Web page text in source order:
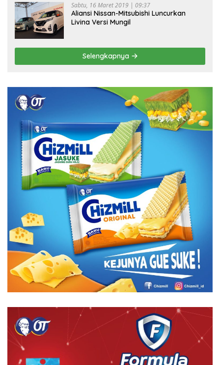
Sabtu, 16 Maret 2019 | 09:37
Aliansi Nissan-Mitsubishi Luncurkan
Livina Versi Mungil
Selengkapnya